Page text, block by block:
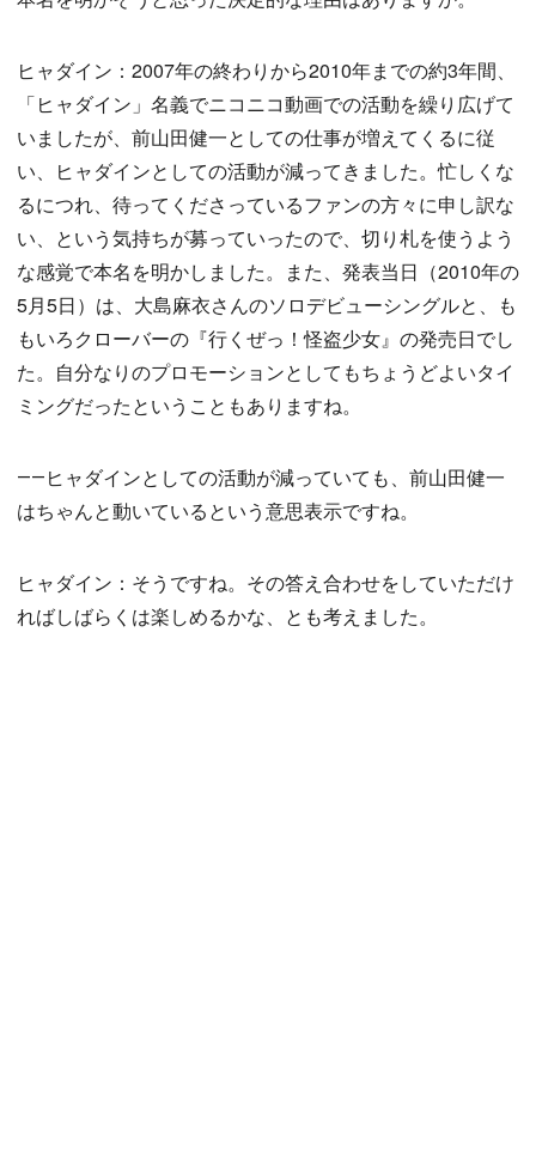
ヒャダイン：2007年の終わりから2010年までの約3年間、
「ヒャダイン」名義でニコニコ動画での活動を繰り広げて
いましたが、前山田健一としての仕事が増えてくるに従
い、ヒャダインとしての活動が減ってきました。忙しくな
るにつれ、待ってくださっているファンの方々に申し訳な
い、という気持ちが募っていったので、切り札を使うよう
な感覚で本名を明かしました。また、発表当日（2010年の
5月5日）は、大島麻衣さんのソロデビューシングルと、も
もいろクローバーの『行くぜっ！怪盗少女』の発売日でし
た。自分なりのプロモーションとしてもちょうどよいタイ
ミングだったということもありますね。
――ヒャダインとしての活動が減っていても、前山田健一
はちゃんと動いているという意思表示ですね。
ヒャダイン：そうですね。その答え合わせをしていただけ
ればしばらくは楽しめるかな、とも考えました。